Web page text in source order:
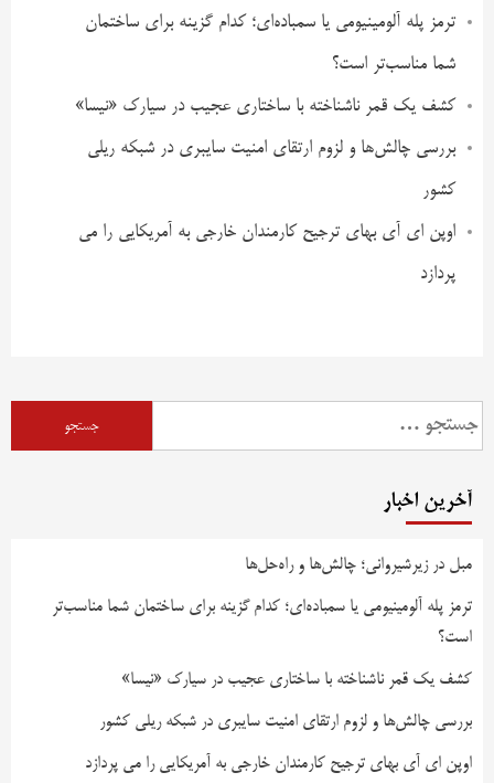
ترمز پله آلومینیومی یا سمباده‌ای؛ کدام گزینه برای ساختمان
شما مناسب‌تر است؟
کشف یک قمر ناشناخته با ساختاری عجیب در سیارک «نیسا»
بررسی چالش‌ها و لزوم ارتقای امنیت سایبری در شبکه ریلی
کشور
اوپن ای آی بهای ترجیح کارمندان خارجی به آمریکایی را می
پردازد
آخرین اخبار
مبل در زیرشیروانی؛ چالش‌ها و راه‌حل‌ها
ترمز پله آلومینیومی یا سمباده‌ای؛ کدام گزینه برای ساختمان شما مناسب‌تر
است؟
کشف یک قمر ناشناخته با ساختاری عجیب در سیارک «نیسا»
بررسی چالش‌ها و لزوم ارتقای امنیت سایبری در شبکه ریلی کشور
اوپن ای آی بهای ترجیح کارمندان خارجی به آمریکایی را می پردازد